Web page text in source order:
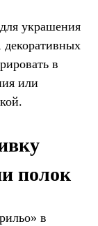
украшения
декоративных
в
или
полок
в